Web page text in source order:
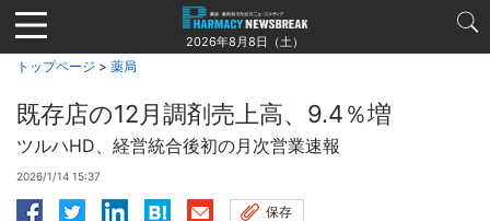
Jump
to
navigation
2026年8月8日（土）
トップページ > 薬局
既存店の12月調剤売上高、9.4％増
ツルハHD、経営統合後初の月次営業速報
2026/1/14 15:37
保存